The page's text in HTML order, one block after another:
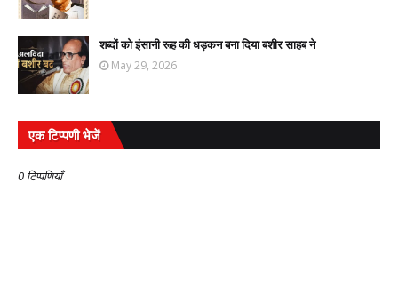
शब्दों को इंसानी रूह की धड़कन बना दिया बशीर साहब ने
May 29, 2026
एक टिप्पणी भेजें
0 टिप्पणियाँ